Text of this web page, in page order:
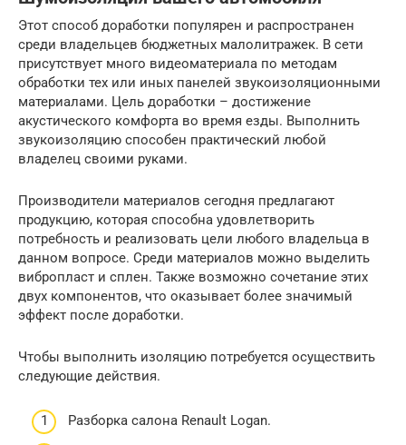
Этот способ доработки популярен и распространен
среди владельцев бюджетных малолитражек. В сети
присутствует много видеоматериала по методам
обработки тех или иных панелей звукоизоляционными
материалами. Цель доработки – достижение
акустического комфорта во время езды. Выполнить
звукоизоляцию способен практический любой
владелец своими руками.
Производители материалов сегодня предлагают
продукцию, которая способна удовлетворить
потребность и реализовать цели любого владельца в
данном вопросе. Среди материалов можно выделить
вибропласт и сплен. Также возможно сочетание этих
двух компонентов, что оказывает более значимый
эффект после доработки.
Чтобы выполнить изоляцию потребуется осуществить
следующие действия.
Разборка салона Renault Logan.